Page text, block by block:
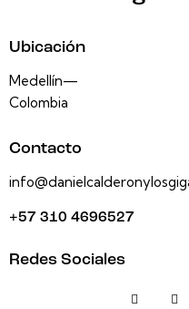
Ubicación
Medellín—
Colombia
Contacto
+57 310 4696527
Redes Sociales